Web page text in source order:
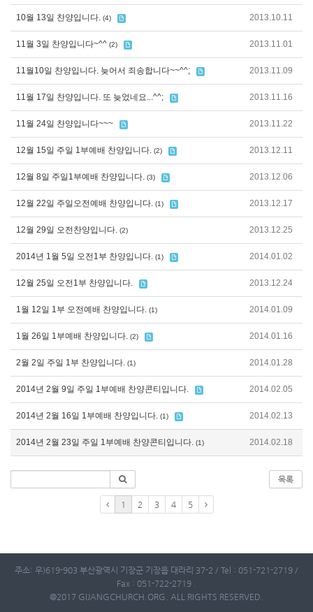
10월 13일 찬양입니다. (4) 2013.10.11
11월 3일 찬양입니다~^^ (2) 2013.11.01
11월10일 찬양입니다. 늦어서 죄송합니다~~^^; 2013.11.09
11월 17일 찬양입니다. 또 늦었네요...^^; 2013.11.16
11월 24일 찬양입니다~~~ 2013.11.22
12월 15일 주일 1부예배 찬양입니다. (2) 2013.12.11
12월 8일 주일1부예배 찬양입니다. (3) 2013.12.06
12월 22일 주일오전예배 찬양입니다. (1) 2013.12.17
12월 29일 오전찬양입니다. (2) 2013.12.25
2014년 1월 5일 오전1부 찬양입니다. (1) 2014.01.02
12월 25일 오전1부 찬양입니다. 2013.12.24
1월 12일 1부 오전예배 찬양입니다. (1) 2014.01.09
1월 26일 1부예배 찬양입니다. (2) 2014.01.16
2월 2일 주일 1부 찬양입니다. (1) 2014.01.28
2014년 2월 9일 주일 1부예배 찬양콘티입니다. 2014.02.05
2014년 2월 16일 1부예배 찬양입니다. (1) 2014.02.13
2014년 2월 23일 주일 1부예배 찬양콘티입니다. (1) 2014.02.18
목록
1 2 3 4 5
주소: 우)619-903 부산광역시 기장군 기장읍 대라리 37-2 / Tel : 051-721-2719 /
Fax : 051-722-2719 .
@2017 GIJANGCHURCH.ORG. ALL RIGHTS RESERVED.